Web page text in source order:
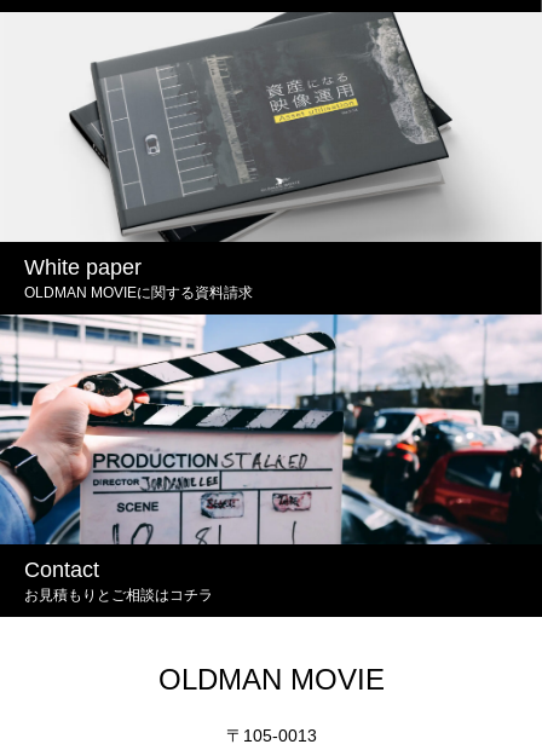
White paper
OLDMAN MOVIEに関する資料請求
Contact
お見積もりとご相談はコチラ
OLDMAN MOVIE
〒105-0013